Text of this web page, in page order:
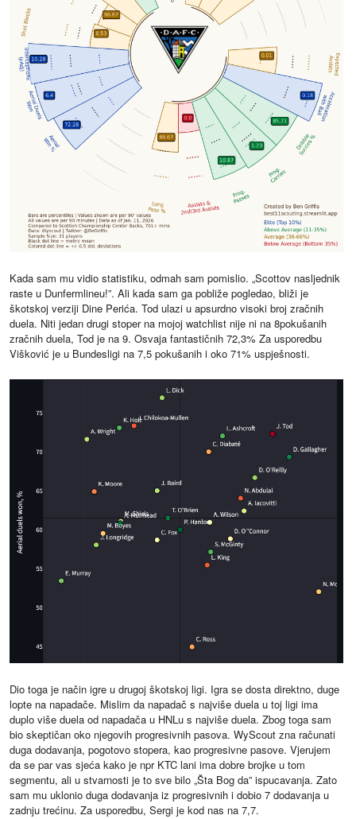
Kada sam mu vidio statistiku, odmah sam pomislio. „Scottov nasljednik
raste u Dunfermlineu!”. Ali kada sam ga pobliže pogledao, bliži je
škotskoj verziji Dine Perića. Tod ulazi u apsurdno visoki broj zračnih
duela. Niti jedan drugi stoper na mojoj watchlist nije ni na 8pokušanih
zračnih duela, Tod je na 9. Osvaja fantastičnih 72,3% Za usporedbu
Višković je u Bundesligi na 7,5 pokušanih i oko 71% uspješnosti.
Dio toga je način igre u drugoj škotskoj ligi. Igra se dosta direktno, duge
lopte na napadače. Mislim da napadač s najviše duela u toj ligi ima
duplo više duela od napadača u HNLu s najviše duela. Zbog toga sam
bio skeptičan oko njegovih progresivnih pasova. WyScout zna računati
duga dodavanja, pogotovo stopera, kao progresivne pasove. Vjerujem
da se par vas sjeća kako je npr KTC lani ima dobre brojke u tom
segmentu, ali u stvarnosti je to sve bilo „Šta Bog da” ispucavanja. Zato
sam mu uklonio duga dodavanja iz progresivnih i dobio 7 dodavanja u
zadnju trećinu. Za usporedbu, Sergi je kod nas na 7,7.